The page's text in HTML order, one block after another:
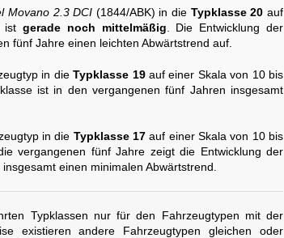
Movano 2.3 DCI (1844/ABK) in die Typklasse 20 auf
istgerade noch mittelmäßig . Die Entwicklung der
fünf Jahre einen leichten Abwärtstrend auf.
in dieTypklasse 19auf einer Skala von 10 bis
ist in den vergangenen fünf Jahren insgesamt
in die Typklasse 17 auf einer Skala von 10 bis
vergangenen fünf Jahre zeigt die Entwicklung der
einen minimalen Abwärtstrend.
Typklassen nur für den Fahrzeugtypen mit der
existieren andere Fahrzeugtypen gleichen oder